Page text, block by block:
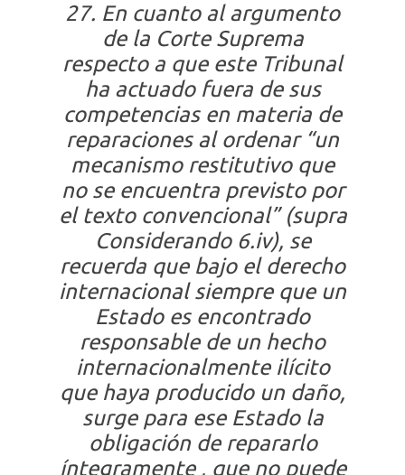
27. En cuanto al argumento
de la Corte Suprema
respecto a que este Tribunal
ha actuado fuera de sus
competencias en materia de
reparaciones al ordenar “un
mecanismo restitutivo que
no se encuentra previsto por
el texto convencional” (supra
Considerando 6.iv), se
recuerda que bajo el derecho
internacional siempre que un
Estado es encontrado
responsable de un hecho
internacionalmente ilícito
que haya producido un daño,
surge para ese Estado la
obligación de repararlo
íntegramente , que no puede